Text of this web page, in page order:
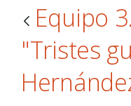
Equipo
"Tristes